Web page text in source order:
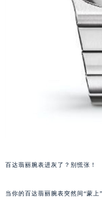
百达翡丽腕表进灰了？别慌张！
当你的百达翡丽腕表突然间“蒙上